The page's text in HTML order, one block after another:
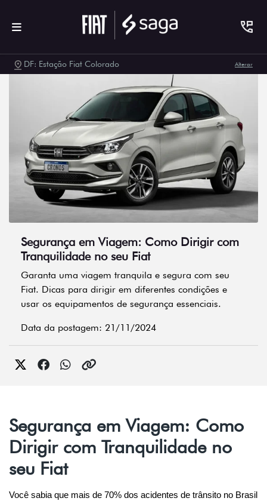
DF: Estação Fiat Colorado Alterar
Segurança em Viagem: Como Dirigir com
Tranquilidade no seu Fiat
Garanta uma viagem tranquila e segura com seu
Fiat. Dicas para dirigir em diferentes condições e
usar os equipamentos de segurança essenciais.
Data da postagem: 21/11/2024
Segurança em Viagem: Como
Dirigir com Tranquilidade no
seu Fiat
Você sabia que mais de 70% dos acidentes de trânsito no Brasil